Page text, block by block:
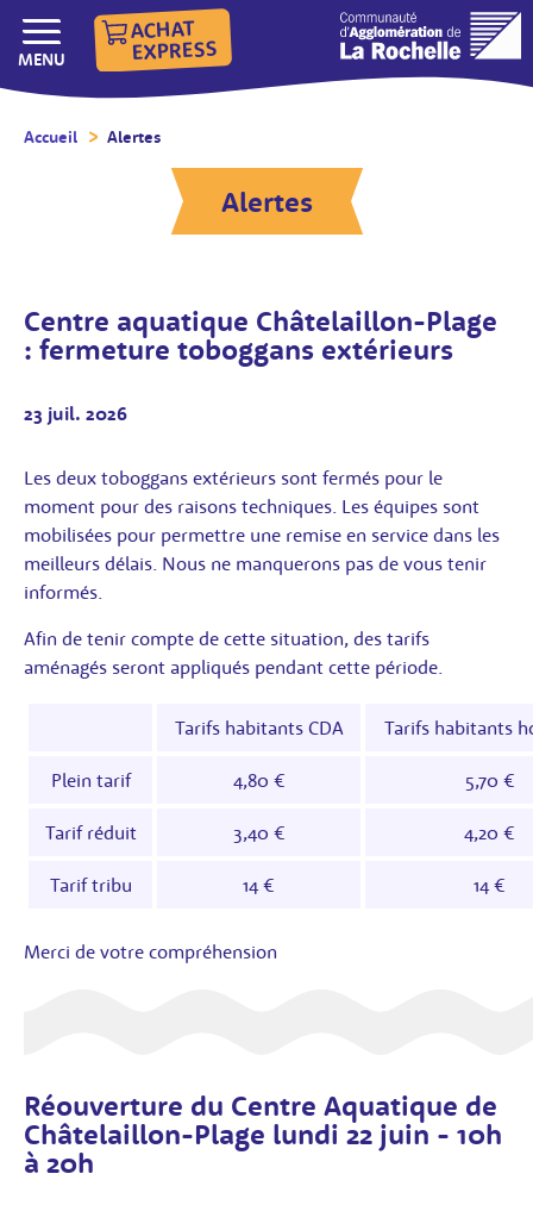
ACHAT
EXPRESS
AFFICHER/MASQUER LE
MENU
Accueil Alertes
Alertes
Centre aquatique Châtelaillon-Plage
: fermeture toboggans extérieurs
23 juil. 2026
Les deux toboggans extérieurs sont fermés pour le
moment pour des raisons techniques. Les équipes sont
mobilisées pour permettre une remise en service dans les
meilleurs délais. Nous ne manquerons pas de vous tenir
informés.
Afin de tenir compte de cette situation, des tarifs
aménagés seront appliqués pendant cette période.
Tarifs habitants CDA Tarifs habitants
Plein tarif 4,80 € 5,70 €
Tarif réduit 3,40 € 4,20 €
Tarif tribu 14 € 14 €
Merci de votre compréhension
Réouverture du Centre Aquatique de
Châtelaillon-Plage lundi 22 juin - 10h
à 20h